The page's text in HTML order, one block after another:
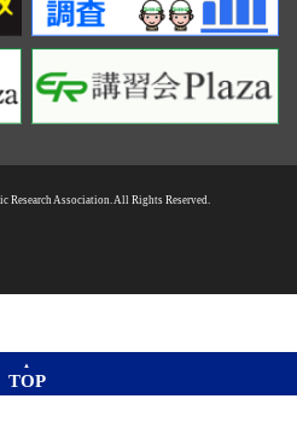
Research Association. All Rights Reserved.
TOP